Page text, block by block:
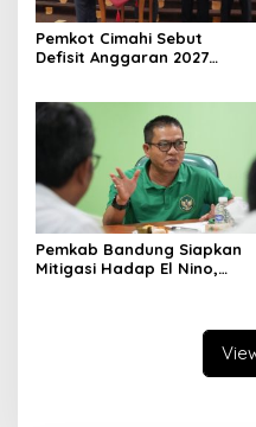
Pemkot Cimahi Sebut
Defisit Anggaran 2027
Pemkab Bandung Siapkan
Mitigasi Hadap El Nino,